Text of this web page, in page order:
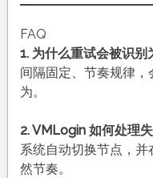
FAQ
1. 为什么重试会被识别
间隔固定、节奏规律
为。
2. VMLogin 如何处理
系统自动切换节点，
然节奏。